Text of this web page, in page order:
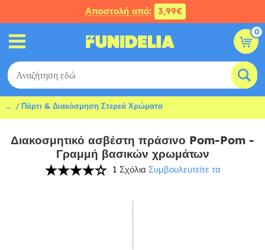
Αποστολή από: 3,99€
0
... Πάρτι & Διακόσμηση Στερεά Χρώματα
Διακοσμητικό ασβέστη πράσινο Pom-Pom -
Γραμμή βασικών χρωμάτων
1 Σχόλια Συμβουλευτείτε τα